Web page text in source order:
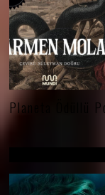
Planeta Ödüllü